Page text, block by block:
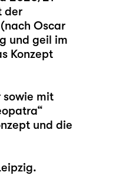
der
Oscar
und geil im
Konzept
sowie mit
und die